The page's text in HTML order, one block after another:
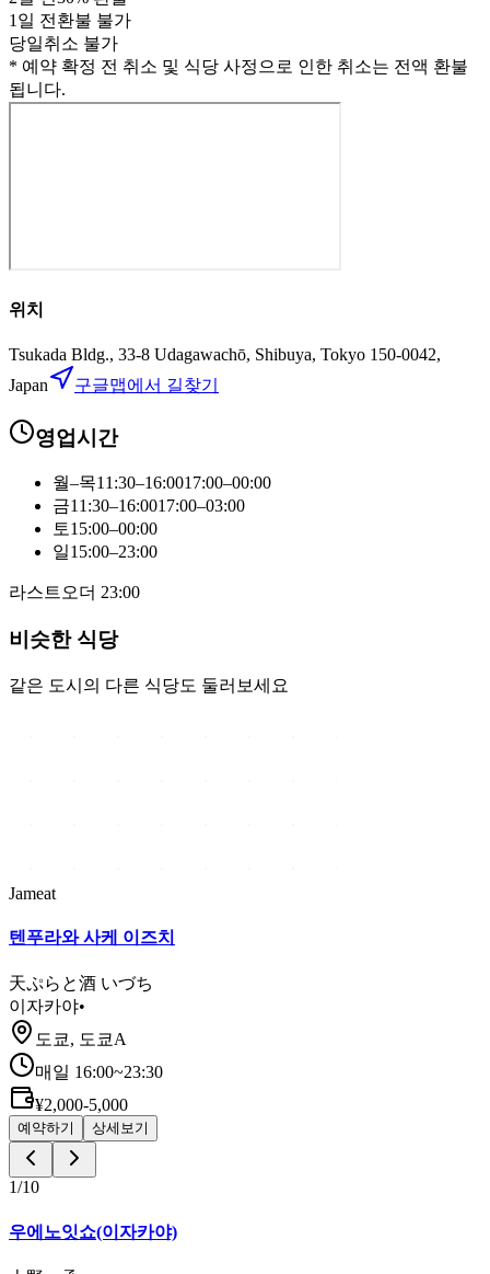
1일 전환불 불가
당일취소 불가
* 예약 확정 전 취소 및 식당 사정으로 인한 취소는 전액 환불
됩니다.
위치
Tsukada Bldg., 33-8 Udagawachō, Shibuya, Tokyo 150-0042,
Japan
구글맵에서 길찾기
영업시간
월–목11:30–16:0017:00–00:00
금11:30–16:0017:00–03:00
토15:00–00:00
일15:00–23:00
라스트오더 23:00
비슷한 식당
같은 도시의 다른 식당도 둘러보세요
Jameat
텐푸라와 사케 이즈치
天ぷらと酒 いづち
이자카야•
도쿄, 도쿄A
매일 16:00~23:30
¥2,000-5,000
예약하기 상세보기
1/10
우에노잇쇼(이자카야)